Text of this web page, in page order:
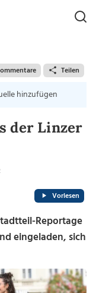
Teilen
hinzufügen
der Linzer
Vorlesen
Reportage
eingeladen, sich